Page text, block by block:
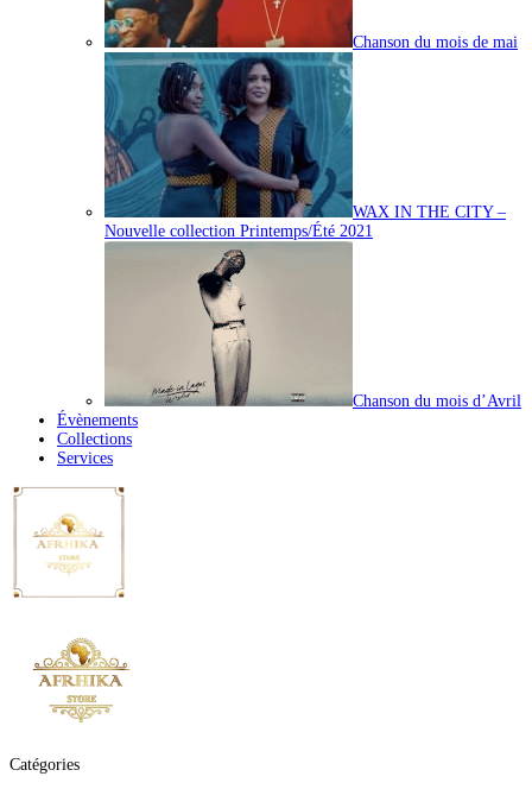
Chanson du mois de mai
WAX IN THE CITY –
Nouvelle collection Printemps/Été 2021
Chanson du mois d’Avril
Évènements
Collections
Services
Catégories